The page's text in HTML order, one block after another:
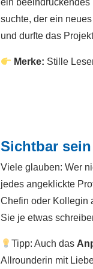
ein beeindruckendes
suchte, der ein
und durfte das
Merke: Stille
Sichtbar
Viele glauben: Wer
jedes angeklickte
Chefin oder Kollegin
Sie je etwas
Tipp: Auch das
Allrounderin mit